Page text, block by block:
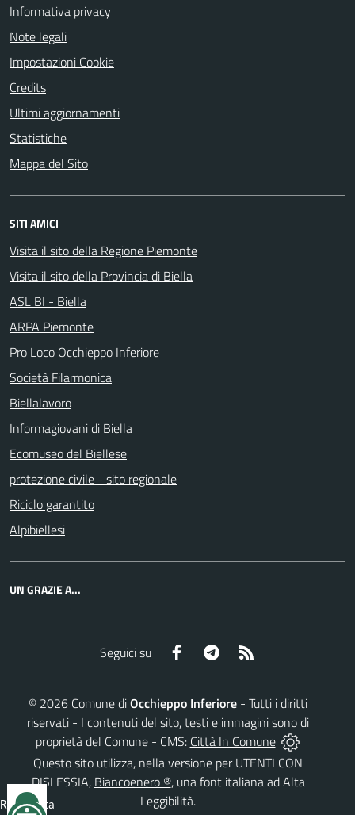
Informativa privacy
Note legali
Impostazioni Cookie
Credits
Ultimi aggiornamenti
Statistiche
Mappa del Sito
SITI AMICI
Visita il sito della Regione Piemonte
Visita il sito della Provincia di Biella
ASL BI - Biella
ARPA Piemonte
Pro Loco Occhieppo Inferiore
Società Filarmonica
Biellalavoro
Informagiovani di Biella
Ecomuseo del Biellese
protezione civile - sito regionale
Riciclo garantito
Alpibiellesi
UN GRAZIE A...
Seguici su Facebook Telegram
© 2026 Comune diOcchieppo Inferiore - Tutti i diritti
riservati - I contenuti del sito, testi e immagini sono di
proprietà del Comune - CMS: Città In Comune
Questo sito utilizza, nella versione per UTENTI CON
DISLESSIA, Biancoenero ®, una font italiana ad Alta
Leggibilità.
Reimposta